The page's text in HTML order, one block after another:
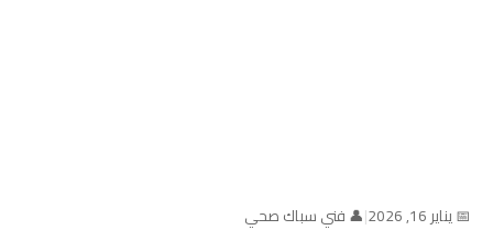
📅 يناير 16, 2026 |👤 فني سباك صحي